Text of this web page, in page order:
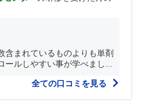
含まれているものよりも単剤
ールしやすい事が学べまし...
全ての口コミを見る